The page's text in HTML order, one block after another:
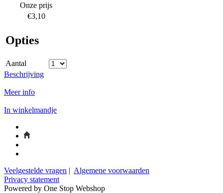
Onze prijs
€3,10
Opties
Aantal
Beschrijving
Meer info
In winkelmandje
Veelgestelde vragen | Algemene voorwaarden
Privacy statement
Powered by One Stop Webshop